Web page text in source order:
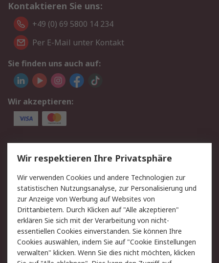
Kontaktieren Sie uns:
+49 (0) 69 5800 14 234
Per E-Mail unter Kontakt
Sie finden uns auch auf:
Wir akzeptieren:
Service
Value Added Services
Lieferlösungen
Rücksendungen
Kontakt
Hilfe
Privatkunden
Rechtliches
AGB
Datenschutz
Cookie-Richtlinie
Zahlungsbedingungen
Wir respektieren Ihre Privatsphäre
Wir verwenden Cookies und andere Technologien zur
statistischen Nutzungsanalyse, zur Personalisierung und
zur Anzeige von Werbung auf Websites von
Drittanbietern. Durch Klicken auf "Alle akzeptieren"
erklären Sie sich mit der Verarbeitung von nicht-
essentiellen Cookies einverstanden. Sie können Ihre
Cookies auswählen, indem Sie auf "Cookie Einstellungen
verwalten" klicken. Wenn Sie dies nicht möchten, klicken